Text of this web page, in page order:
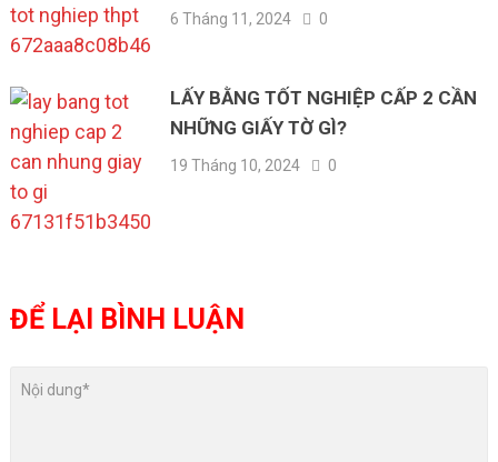
6 Tháng 11, 2024 0
LẤY BẰNG TỐT NGHIỆP CẤP 2 CẦN
NHỮNG GIẤY TỜ GÌ?
19 Tháng 10, 2024 0
ĐỂ LẠI BÌNH LUẬN